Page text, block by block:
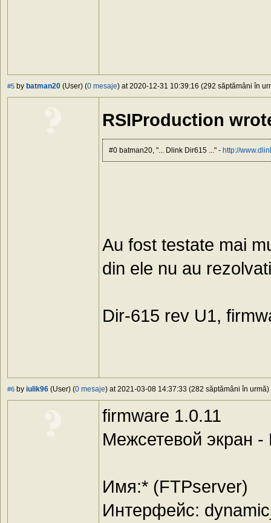
#5 by batman20 (User) (0 mesaje) at 2020-12-31 10:39:16 (292 săptămâni în
RSIProduction
#0 batman20, "... Dlink Dir615 ..." - http://
Au fost testate mai
din ele nu au
Dir-615 rev U1,
#6 by iulik96 (User) (0 mesaje) at 2021-03-08 14:37:33 (282 săptămâni în urmă)
firmware 1.0.11
Межсетевой экран
Имя:* (FTPserver)
Интерфейс: